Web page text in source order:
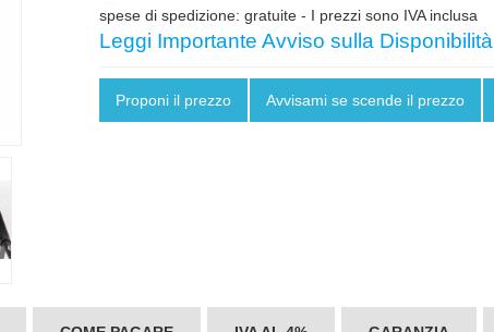
spese di spedizione: gratuite - I prezzi sono IVA inclusa
Leggi Importante Avviso sulla Disponibilità
Proponi il prezzo Avvisami se scende il prezzo